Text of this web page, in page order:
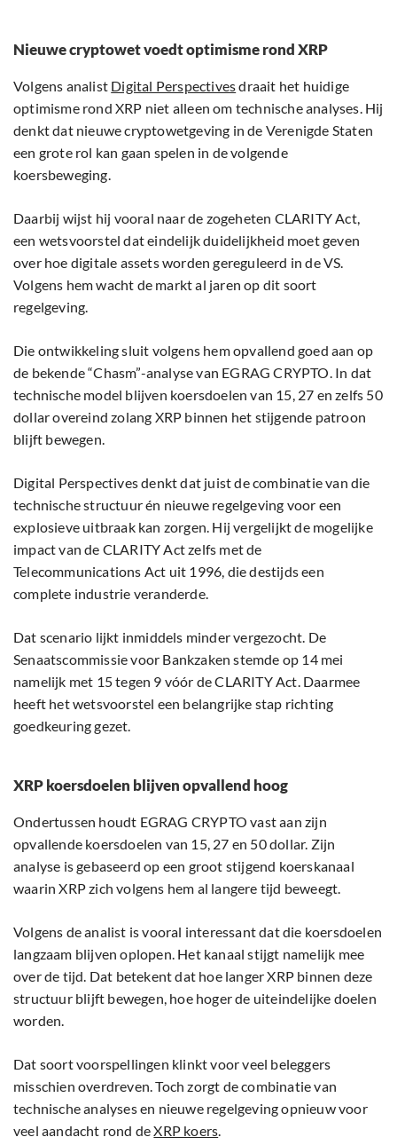
Nieuwe cryptowet voedt optimisme rond XRP
Volgens analist Digital Perspectivesdraait het huidige
optimisme rond XRP niet alleen om technische analyses. Hij
denkt dat nieuwe cryptowetgeving in de Verenigde Staten
een grote rol kan gaan spelen in de volgende
koersbeweging.
Daarbij wijst hij vooral naar de zogeheten CLARITY Act,
een wetsvoorstel dat eindelijk duidelijkheid moet geven
over hoe digitale assets worden gereguleerd in de VS.
Volgens hem wacht de markt al jaren op dit soort
regelgeving.
Die ontwikkeling sluit volgens hem opvallend goed aan op
de bekende “Chasm”-analyse van EGRAG CRYPTO. In dat
technische model blijven koersdoelen van 15, 27 en zelfs 50
dollar overeind zolang XRP binnen het stijgende patroon
blijft bewegen.
Digital Perspectives denkt dat juist de combinatie van die
technische structuur én nieuwe regelgeving voor een
explosieve uitbraak kan zorgen. Hij vergelijkt de mogelijke
impact van de CLARITY Act zelfs met de
Telecommunications Act uit 1996, die destijds een
complete industrie veranderde.
Dat scenario lijkt inmiddels minder vergezocht. De
Senaatscommissie voor Bankzaken stemde op 14 mei
namelijk met 15 tegen 9 vóór de CLARITY Act. Daarmee
heeft het wetsvoorstel een belangrijke stap richting
goedkeuring gezet.
XRP koersdoelen blijven opvallend hoog
Ondertussen houdt EGRAG CRYPTO vast aan zijn
opvallende koersdoelen van 15, 27 en 50 dollar. Zijn
analyse is gebaseerd op een groot stijgend koerskanaal
waarin XRP zich volgens hem al langere tijd beweegt.
Volgens de analist is vooral interessant dat die koersdoelen
langzaam blijven oplopen. Het kanaal stijgt namelijk mee
over de tijd. Dat betekent dat hoe langer XRP binnen deze
structuur blijft bewegen, hoe hoger de uiteindelijke doelen
worden.
Dat soort voorspellingen klinkt voor veel beleggers
misschien overdreven. Toch zorgt de combinatie van
technische analyses en nieuwe regelgeving opnieuw voor
veel aandacht rond deXRP koers.